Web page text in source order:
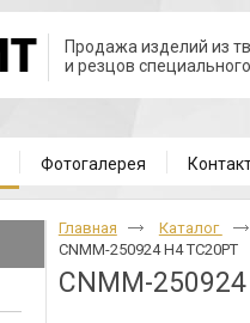
Продажа изделий из
и резцов
Фотогалерея
Главная
Каталог
CNMM-250924 H4 TC20PT
CNMM-